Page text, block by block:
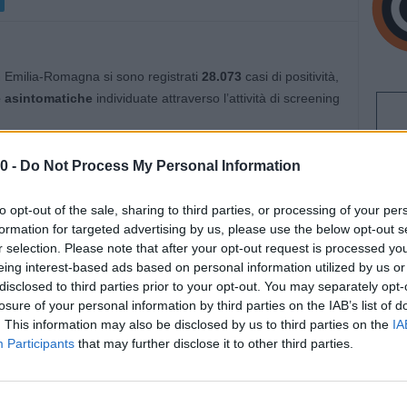
- Do Not Process My Personal Information
opt-out of the sale, sharing to third parties, or processing of your
for targeted advertising by us, please use the below opt-out
selection. Please note that after your opt-out request is processed
interest-based ads based on personal information utilized by us
to third parties prior to your opt-out. You may separately
of your personal information by third parties on the IAB’s list of
This information may also be disclosed by us to third parties on the
Participants that may further disclose it to other third parties.
Emilia-Romagna si sono registrati 28.073 casi di positività,
asintomatiche individuate attraverso l’attività di screening
così complessivamente quota 407.039, più altri
di 22.232. Continuano a calare i casi attivi, e cioè il
1.637(-90 rispetto a ieri).
base delle richieste istituzionali – relativi
complessivamente1.431:-89rispetto a ieri. I pazienti
negli altri reparti Covid sono 192.